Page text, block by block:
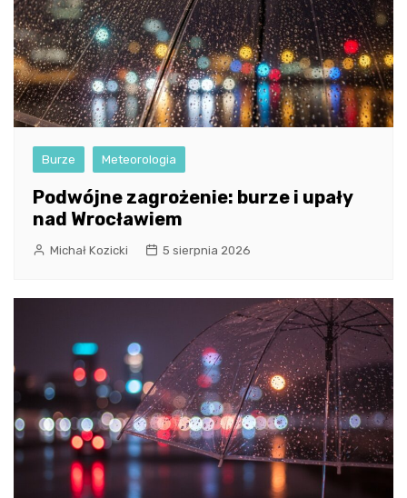
Burze Meteorologia
Podwójne zagrożenie: burze i upały
nad Wrocławiem
Michał Kozicki 5 sierpnia 2026